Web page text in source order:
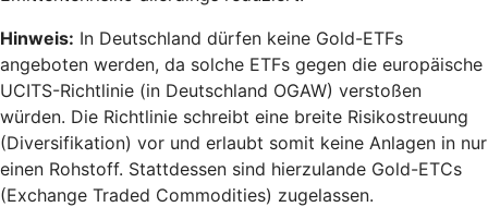
Hinweis: In Deutschland dürfen keine Gold-ETFs
angeboten werden, da solche ETFs gegen die europäische
UCITS-Richtlinie (in Deutschland OGAW) verstoßen
würden. Die Richtlinie schreibt eine breite Risikostreuung
(Diversifikation) vor und erlaubt somit keine Anlagen in nur
einen Rohstoff. Stattdessen sind hierzulande Gold-ETCs
(Exchange Traded Commodities) zugelassen.